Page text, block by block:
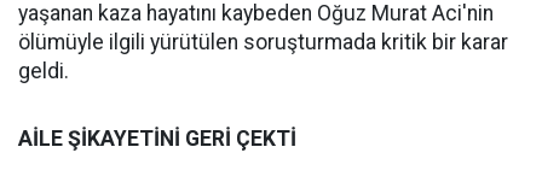
yaşanan kaza hayatını kaybeden Oğuz Murat Aci'nin
ölümüyle ilgili yürütülen soruşturmada kritik bir karar
geldi.
AİLE ŞİKAYETİNİ GERİ ÇEKTİ